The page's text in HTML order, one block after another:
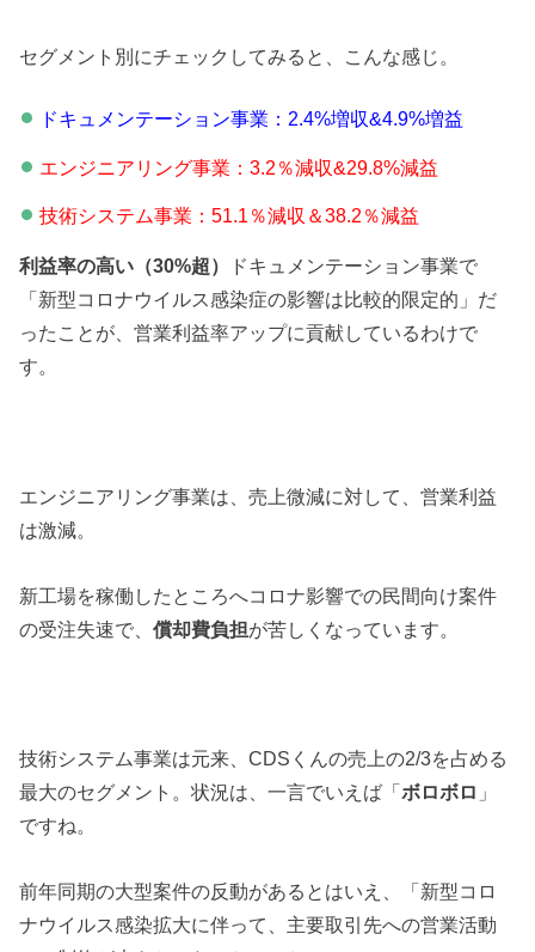
セグメント別にチェックしてみると、こんな感じ。
ドキュメンテーション事業：2.4%増収&4.9%増益
エンジニアリング事業：3.2％減収&29.8%減益
技術システム事業：51.1％減収＆38.2％減益
利益率の高い（30%超）
ドキュメンテーション事業で
「新型コロナウイルス感染症の影響は比較的限定的」だ
ったことが、営業利益率アップに貢献しているわけで
す。
エンジニアリング事業は、売上微減に対して、営業利益
は激減。
新工場を稼働したところへコロナ影響での民間向け案件
の受注失速で、償却費負担が苦しくなっています。
技術システム事業は元来、CDSくんの売上の2/3を占める
最大のセグメント。状況は、一言でいえば「ボロボロ 」
ですね。
前年同期の大型案件の反動があるとはいえ、「新型コロ
ナウイルス感染拡大に伴って、主要取引先への営業活動